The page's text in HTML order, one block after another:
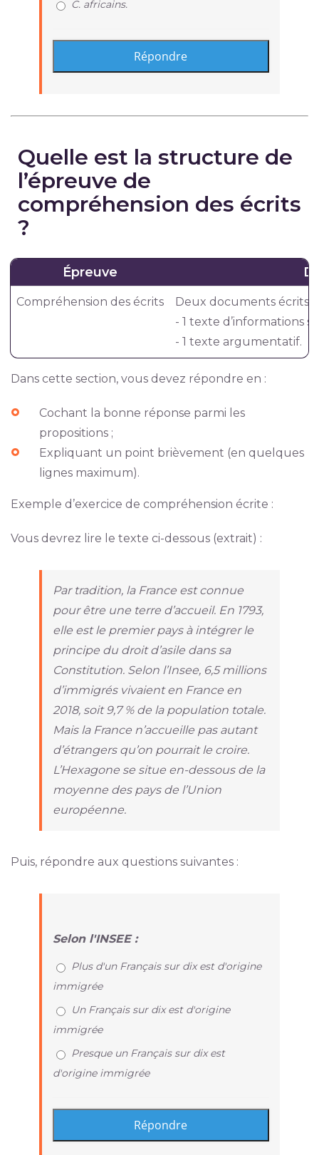
C. africains.
Quelle est la structure de
l’épreuve de
compréhension des écrits
?
Épreuve
Compréhension des écrits
Deux documents écrits :
- 1 texte d’informations
- 1 texte argumentatif.
Dans cette section, vous devez répondre en :
Cochant la bonne réponse parmi les
propositions ;
Expliquant un point brièvement (en quelques
lignes maximum).
Exemple d’exercice de compréhension écrite :
Vous devrez lire le texte ci-dessous (extrait) :
Par tradition, la France est connue
pour être une terre d’accueil. En 1793,
elle est le premier pays à intégrer le
principe du droit d’asile dans sa
Constitution. Selon l’Insee, 6,5 millions
d’immigrés vivaient en France en
2018, soit 9,7 % de la population totale.
Mais la France n’accueille pas autant
d’étrangers qu’on pourrait le croire.
L’Hexagone se situe en-dessous de la
moyenne des pays de l’Union
européenne.
Puis, répondre aux questions suivantes :
Selon l'INSEE :
Plus d'un Français sur dix est d'origine
immigrée
Un Français sur dix est d'origine
immigrée
Presque un Français sur dix est
d'origine immigrée